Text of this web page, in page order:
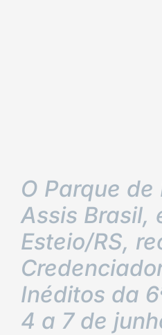
O Parque
Assis Brasil,
Esteio/RS,
Inéditos da
4 a 7 de